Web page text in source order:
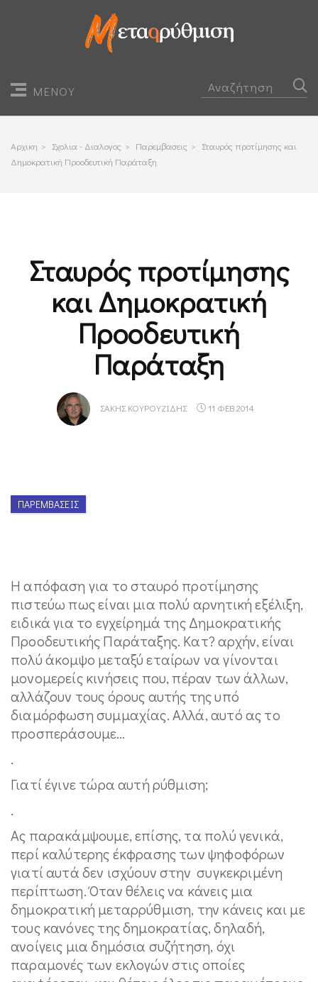
ΜΕΝΟΥ
Αρχικη > Σχολια - Διαλογος > Παρεμβασεις > Σταυρός προτίμησης και
Δημοκρατική Προοδευτική Παράταξη
Σταυρός προτίμησης
και Δημοκρατική
Προοδευτική
Παράταξη
ΣΆΚΗΣ ΚΟΥΡΟΥΖΊΔΗΣ 11 ΦΕΒ 2014
ΠΑΡΕΜΒΆΣΕΙΣ
Η απόφαση για το σταυρό προτίμησης
πιστεύω πως είναι μια πολύ αρνητική εξέλιξη,
ειδικά για το εγχείρημά της Δημοκρατικής
Προοδευτικής Παράταξης. Κατ? αρχήν, είναι
πολύ άκομψο μεταξύ εταίρων να γίνονται
μονομερείς κινήσεις που, πέραν των άλλων,
αλλάζουν τους όρους αυτής της υπό
διαμόρφωση συμμαχίας. Αλλά, αυτό ας το
προσπεράσουμε…
.
Γιατί έγινε τώρα αυτή ρύθμιση;
.
Ας παρακάμψουμε, επίσης, τα πολύ γενικά,
περί καλύτερης έκφρασης των ψηφοφόρων
γιατί αυτά δεν ισχύουν στην συγκεκριμένη
περίπτωση. Όταν θέλεις να κάνεις μια
δημοκρατική μεταρρύθμιση, την κάνεις και με
τους κανόνες της δημοκρατίας, δηλαδή,
ανοίγεις μια δημόσια συζήτηση, όχι
παραμονές των εκλογών στις οποίες